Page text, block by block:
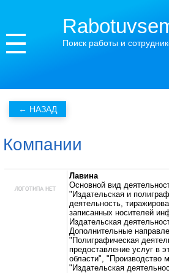
Поиск работы и
Компании
Лавина
Основной вид
"Издательская и
деятельность,
записанных носителей
Издательская
Дополнительные
"Полиграфическая
предоставление услуг в
области", "Производство
"Издательская